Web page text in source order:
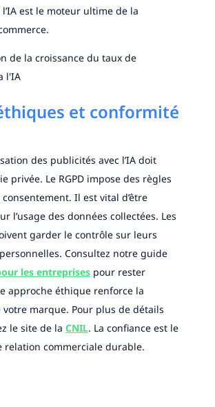
est le moteur ultime de la
et conformité
des publicités avec l’IA doit
privée. Le RGPD impose des règles
Il est vital d’être
l’usage des données collectées. Les
garder le contrôle sur leurs
Consultez notre guide
les entreprisespour rester
approche éthique renforce la
marque. Pour plus de détails
le site de la CNIL. La confiance est le
relation commerciale durable.